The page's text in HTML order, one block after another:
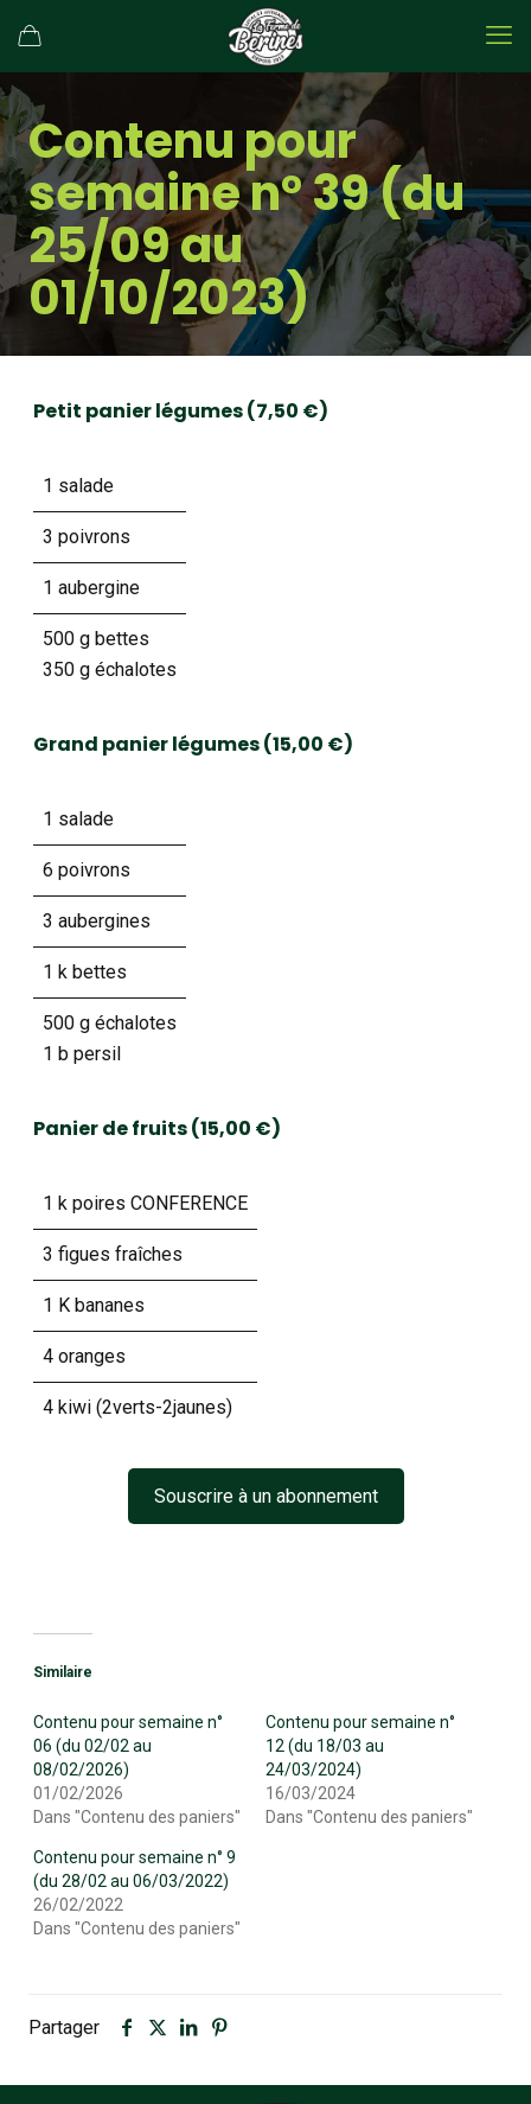
Contenu pour
semaine n° 39 (du
25/09 au
01/10/2023)
Petit panier légumes (7,50 €)
1 salade
3 poivrons
1 aubergine
500 g bettes
350 g échalotes
Grand panier légumes (15,00 €)
1 salade
6 poivrons
3 aubergines
1 k bettes
500 g échalotes
1 b persil
Panier de fruits (15,00 €)
1 k poires CONFERENCE
3 figues fraîches
1 K bananes
4 oranges
4 kiwi (2verts-2jaunes)
Souscrire à un abonnement
Similaire
Contenu pour semaine n°
06 (du 02/02 au
08/02/2026)
01/02/2026
Dans "Contenu des paniers"
Contenu pour semaine n°
12 (du 18/03 au
24/03/2024)
16/03/2024
Dans "Contenu des paniers"
Contenu pour semaine n° 9
(du 28/02 au 06/03/2022)
26/02/2022
Dans "Contenu des paniers"
Partager